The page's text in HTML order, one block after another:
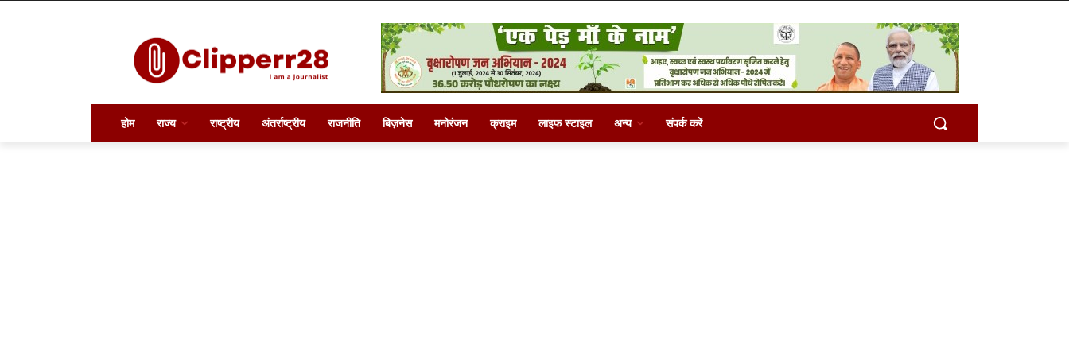
होम राज्य राष्ट्रीय अंतर्राष्ट्रीय राजनीति बिज़नेस मनोरंजन क्राइम लाइफ स्टाइल अन्य संपर्क करें